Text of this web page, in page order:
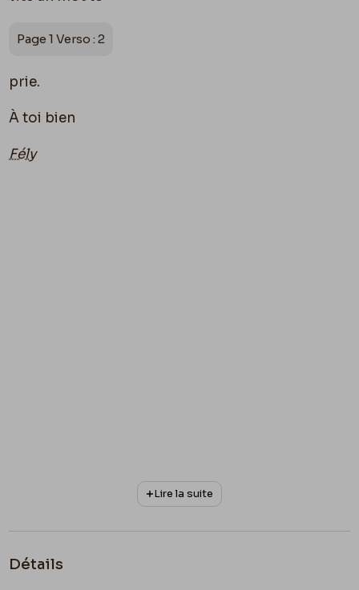
Page 1 Verso : 2
prie.
À toi bien
Fély
Lire la suite
Détails